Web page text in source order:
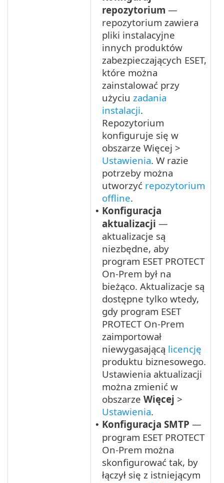
repozytorium —
repozytorium zawiera
pliki instalacyjne
innych produktów
zabezpieczających ESET,
które można
zainstalować przy
użyciu zadania
instalacji.
Repozytorium
konfiguruje się w
obszarze Więcej >
Ustawienia. W razie
potrzeby można
utworzyć repozytorium
offline.
• Konfiguracja
aktualizacji —
aktualizacje są
niezbędne, aby
program ESET PROTECT
On-Prem był na
bieżąco. Aktualizacje są
dostępne tylko wtedy,
gdy program ESET
PROTECT On-Prem
zaimportował
niewygasającą licencję
produktu biznesowego.
Ustawienia aktualizacji
można zmienić w
obszarze Więcej >
Ustawienia.
• Konfiguracja SMTP —
program ESET PROTECT
On-Prem można
skonfigurować tak, by
łączył się z istniejącym